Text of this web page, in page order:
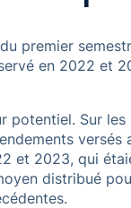
premier
en 2022 et
potentiel. Sur
versés
et 2023, qui
distribué